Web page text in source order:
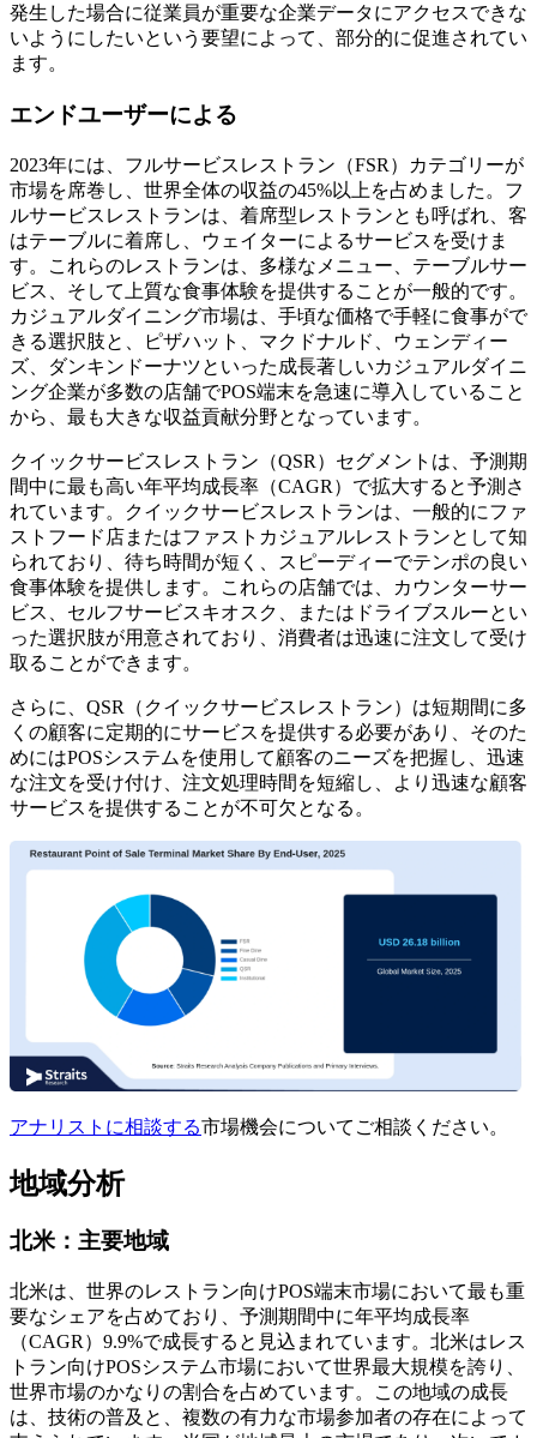
発生した場合に従業員が重要な企業データにアクセスできな
いようにしたいという要望によって、部分的に促進されてい
ます。
エンドユーザーによる
2023年には、フルサービスレストラン（FSR）カテゴリーが
市場を席巻し、世界全体の収益の45%以上を占めました。フ
ルサービスレストランは、着席型レストランとも呼ばれ、客
はテーブルに着席し、ウェイターによるサービスを受けま
す。これらのレストランは、多様なメニュー、テーブルサー
ビス、そして上質な食事体験を提供することが一般的です。
カジュアルダイニング市場は、手頃な価格で手軽に食事がで
きる選択肢と、ピザハット、マクドナルド、ウェンディー
ズ、ダンキンドーナツといった成長著しいカジュアルダイニ
ング企業が多数の店舗でPOS端末を急速に導入していること
から、最も大きな収益貢献分野となっています。
クイックサービスレストラン（QSR）セグメントは、予測期
間中に最も高い年平均成長率（CAGR）で拡大すると予測さ
れています。クイックサービスレストランは、一般的にファ
ストフード店またはファストカジュアルレストランとして知
られており、待ち時間が短く、スピーディーでテンポの良い
食事体験を提供します。これらの店舗では、カウンターサー
ビス、セルフサービスキオスク、またはドライブスルーとい
った選択肢が用意されており、消費者は迅速に注文して受け
取ることができます。
さらに、QSR（クイックサービスレストラン）は短期間に多
くの顧客に定期的にサービスを提供する必要があり、そのた
めにはPOSシステムを使用して顧客のニーズを把握し、迅速
な注文を受け付け、注文処理時間を短縮し、より迅速な顧客
サービスを提供することが不可欠となる。
アナリストに相談する市場機会についてご相談ください。
地域分析
北米：主要地域
北米は、世界のレストラン向けPOS端末市場において最も重
要なシェアを占めており、予測期間中に年平均成長率
（CAGR）9.9%で成長すると見込まれています。北米はレス
トラン向けPOSシステム市場において世界最大規模を誇り、
世界市場のかなりの割合を占めています。この地域の成長
は、技術の普及と、複数の有力な市場参加者の存在によって